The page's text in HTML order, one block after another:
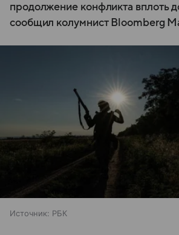
продолжение конфликта вплоть
сообщил колумнист Bloomberg
Источник: РБК